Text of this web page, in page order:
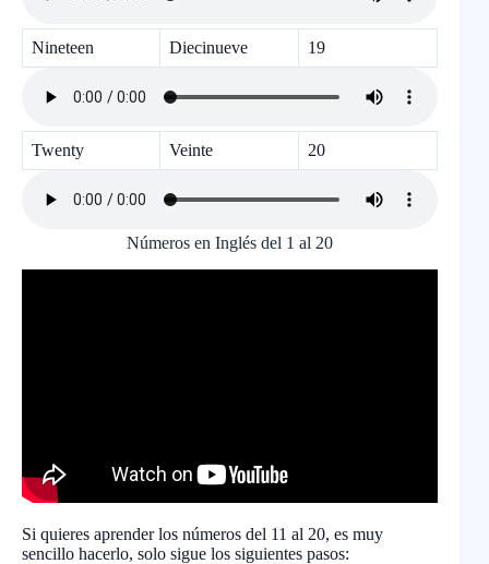
Nineteen Diecinueve 19
Twenty Veinte 20
Números en Inglés del 1 al 20
Si quieres aprender los números del 11 al 20, es muy
sencillo hacerlo, solo sigue los siguientes pasos: